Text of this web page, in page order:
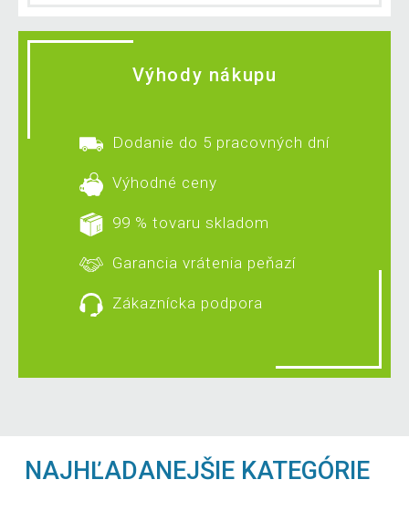
Výhody nákupu
Dodanie do 5 pracovných dní
Výhodné ceny
99 % tovaru skladom
Garancia vrátenia peňazí
Zákaznícka podpora
NAJHĽADANEJŠIE KATEGÓRIE